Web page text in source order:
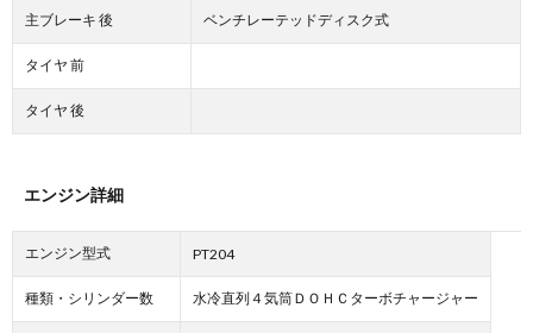
主ブレーキ 後 ベンチレーテッドディスク式
タイヤ 前
タイヤ 後
エンジン詳細
エンジン型式 PT204
種類・シリンダー数 水冷直列４気筒ＤＯＨＣターボチャージャー